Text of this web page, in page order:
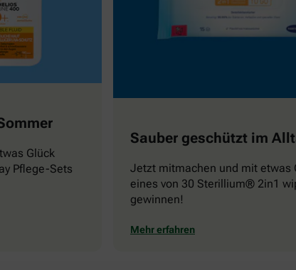
Glück
Pflege-Sets
Sauber geschützt im
Jetzt mitmachen und mit etwas
eines von 30 Sterillium® 2in1
gewinnen!
Mehr erfahren